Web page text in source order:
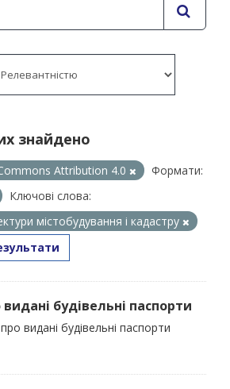
знайдено
Attribution 4.0
Формати:
Ключові слова:
містобудування і кадастру
будівельні паспорти
видані будівельні паспорти